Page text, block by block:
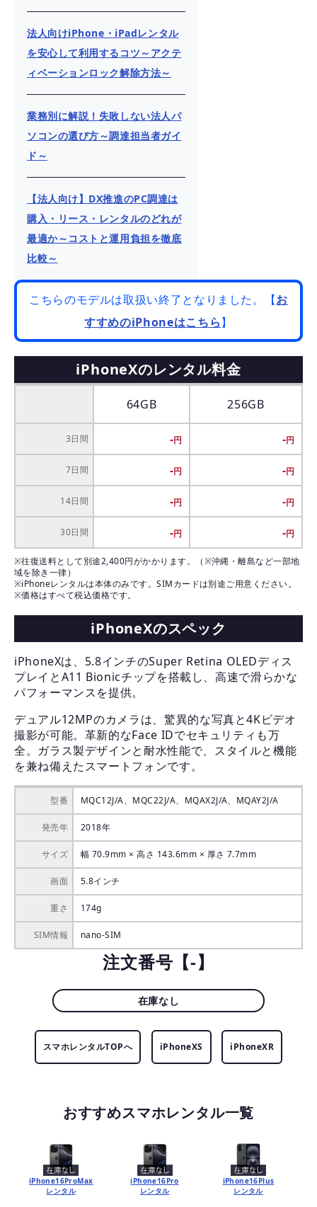
法人向けiPhone・iPadレンタル
を安心して利用するコツ～アクテ
ィベーションロック解除方法～
業務別に解説！失敗しない法人パ
ソコンの選び方～調達担当者ガイ
ド～
【法人向け】DX推進のPC調達は
購入・リース・レンタルのどれが
最適か～コストと運用負担を徹底
比較～
こちらのモデルは取扱い終了となりました。【お
すすめのiPhoneはこちら】
iPhoneXのレンタル料金
64GB 256GB
3日間 - -
7日間 - -
14日間 - -
30日間 - -
※往復送料として別途2,400円がかかります。（※沖縄・離島など一部地
域を除き一律）
※iPhoneレンタルは本体のみです。SIMカードは別途ご用意ください。
※価格はすべて税込価格です。
iPhoneXのスペック
iPhoneXは、5.8インチのSuper Retina OLEDディス
プレイとA11 Bionicチップを搭載し、高速で滑らかな
パフォーマンスを提供。
デュアル12MPのカメラは、驚異的な写真と4Kビデオ
撮影が可能。革新的なFace IDでセキュリティも万
全。ガラス製デザインと耐水性能で、スタイルと機能
を兼ね備えたスマートフォンです。
型番 MQC12J/A、MQC22J/A、MQAX2J/A、MQAY2J/A
発売年 2018年
サイズ 幅 70.9mm × 高さ 143.6mm × 厚さ 7.7mm
画面 5.8インチ
重さ 174g
SIM情報 nano-SIM
注文番号【-】
在庫なし
スマホレンタルTOPへ iPhoneXS iPhoneXR
おすすめスマホレンタル一覧
iPhone16ProMax
レンタル
iPhone16Pro
レンタル
iPhone16Plus
レンタル